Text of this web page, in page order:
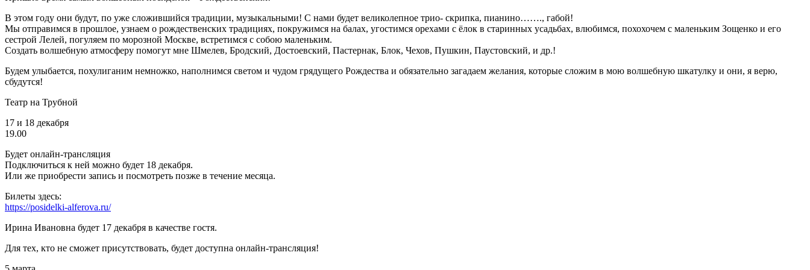
В этом году они будут, по уже сложившийся традиции, музыкальными! С нами будет великолепное трио- скрипка, пианино……., габой!
Мы отправимся в прошлое, узнаем о рождественских традициях, покружимся на балах, угостимся орехами с ёлок в старинных усадьбах, влюбимся, похохочем с маленьким Зощенко и его
сестрой Лелей, погуляем по морозной Москве, встретимся с собою маленьким.
Создать волшебную атмосферу помогут мне Шмелев, Бродский, Достоевский, Пастернак, Блок, Чехов, Пушкин, Паустовский, и др.!
Будем улыбается, похулиганим немножко, наполнимся светом и чудом грядущего Рождества и обязательно загадаем желания, которые сложим в мою волшебную шкатулку и они, я верю,
сбудутся!
Театр на Трубной
17 и 18 декабря
19.00
Будет онлайн-трансляция
Подключиться к ней можно будет 18 декабря.
Или же приобрести запись и посмотреть позже в течение месяца.
Билеты здесь:
https://posidelki-alferova.ru/
Ирина Ивановна будет 17 декабря в качестве гостя.
Для тех, кто не сможет присутствовать, будет доступна онлайн-трансляция!